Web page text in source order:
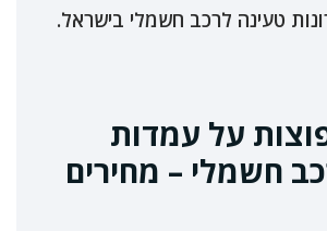
טעינה לרכב חשמלי בישראל.
על עמדות
חשמלי – מחירים